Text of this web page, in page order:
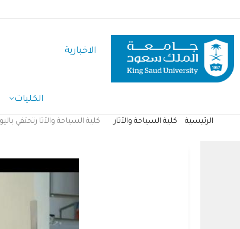
المحتوى
الرئيسي
الاخبارية
الكليات
الرئيسية كلية السياحة والآثار كلية السياحة والآثا رتحتفي